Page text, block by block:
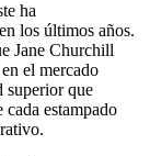
ha
los últimos años.
Jane Churchill
el mercado
superior que
estampado